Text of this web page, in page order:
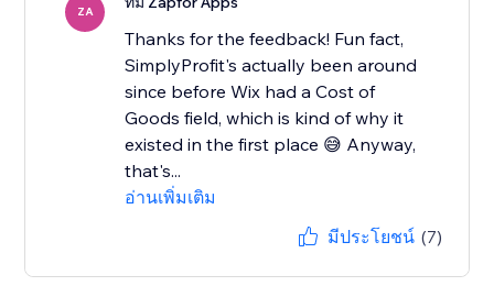
ZA
Thanks for the feedback! Fun fact,
SimplyProfit's actually been around
since before Wix had a Cost of
Goods field, which is kind of why it
existed in the first place 😅 Anyway,
that's...
อ่านเพิ่มเติม
มีประโยชน์ (7)